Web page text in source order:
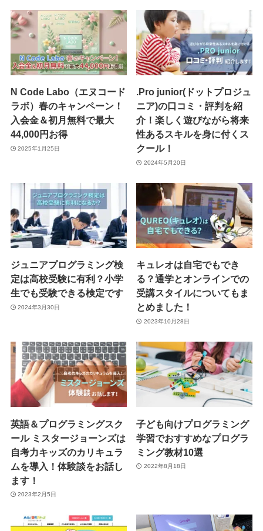
N Code Labo（エヌコード
ラボ）春のキャンペーン！
入会金＆初月無料で最大
44,000円お得
2025年1月25日
.Pro junior(ドットプロジュ
ニア)の口コミ・評判を紹
介！楽しく遊びながら将来
性あるスキルを身に付くス
クール！
2024年5月20日
ジュニアプログラミング検
定は高校受験に有利？小学
生でも受験できる検定です
2024年3月30日
キュレオは自宅でもでき
る？通学とオンラインでの
受講スタイルについてもま
とめました！
2023年10月28日
英語＆プログラミングスク
ール ミスタージョーンズは
自考力キッズのカリキュラ
ムを導入！体験談をお話し
ます！
2023年2月5日
子ども向けプログラミング
学習でおすすめなプログラ
ミング教材10選
2022年8月18日